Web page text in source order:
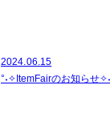
2024.06.15
°˖✧ItemFairのお知らせ